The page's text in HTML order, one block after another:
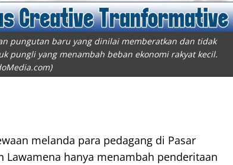
pungutan baru yang dinilai memberatkan dan tidak
pungli yang menambah beban ekonomi rakyat kecil.
melanda para pedagang di Pasar
hanya menambah penderitaan